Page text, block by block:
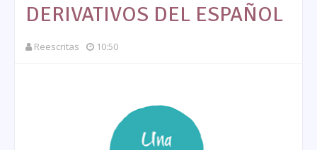
DERIVATIVOS DEL ESPAÑOL
Reescritas 10:50